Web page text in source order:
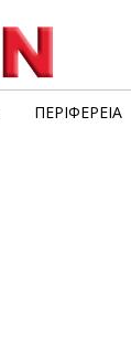
ΠΕΡΙΦΈΡΕΙΑ